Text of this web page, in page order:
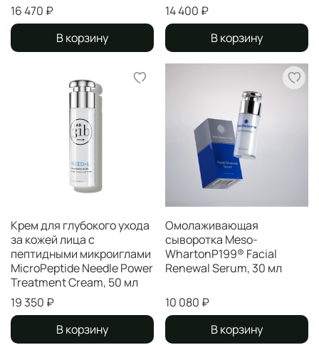
16 470 ₽
В корзину
14 400 ₽
В корзину
Крем для глубокого ухода
за кожей лица с
пептидными микроиглами
MicroPeptide Needle Power
Treatment Cream, 50 мл
19 350 ₽
В корзину
Омолаживающая
сыворотка Meso-
WhartonP199® Facial
Renewal Serum, 30 мл
10 080 ₽
В корзину